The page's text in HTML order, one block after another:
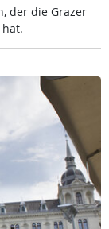
der die Gra­zer